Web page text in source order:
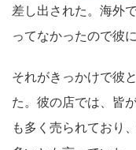
差し出された。海外
ってなかったので彼
それがきっかけで彼
た。彼の店では、皆
も多く売られており